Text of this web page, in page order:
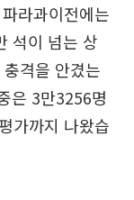
라과이전에는
석이 넘는 상
격을 안겼는
은 3만3256명
가까지 나왔습